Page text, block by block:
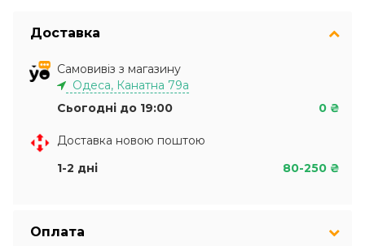
Доставка
Самовивіз з магазину
Одеса, Канатна 79а
Сьогодні до 19:00
0 ₴
Доставка новою поштою
1-2 дні
80-250 ₴
Оплата